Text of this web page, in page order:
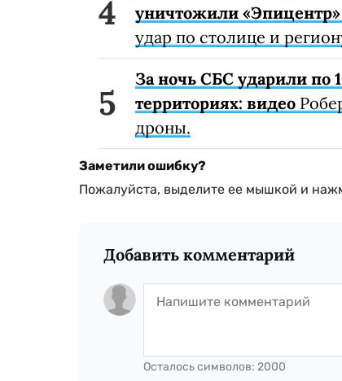
уничтожили
удар по столице и
За ночь СБС ударили по
территориях: видео
дроны.
Заметили ошибку?
Пожалуйста, выделите ее мышкой и
Добавить комментарий
Осталось символов: 2000